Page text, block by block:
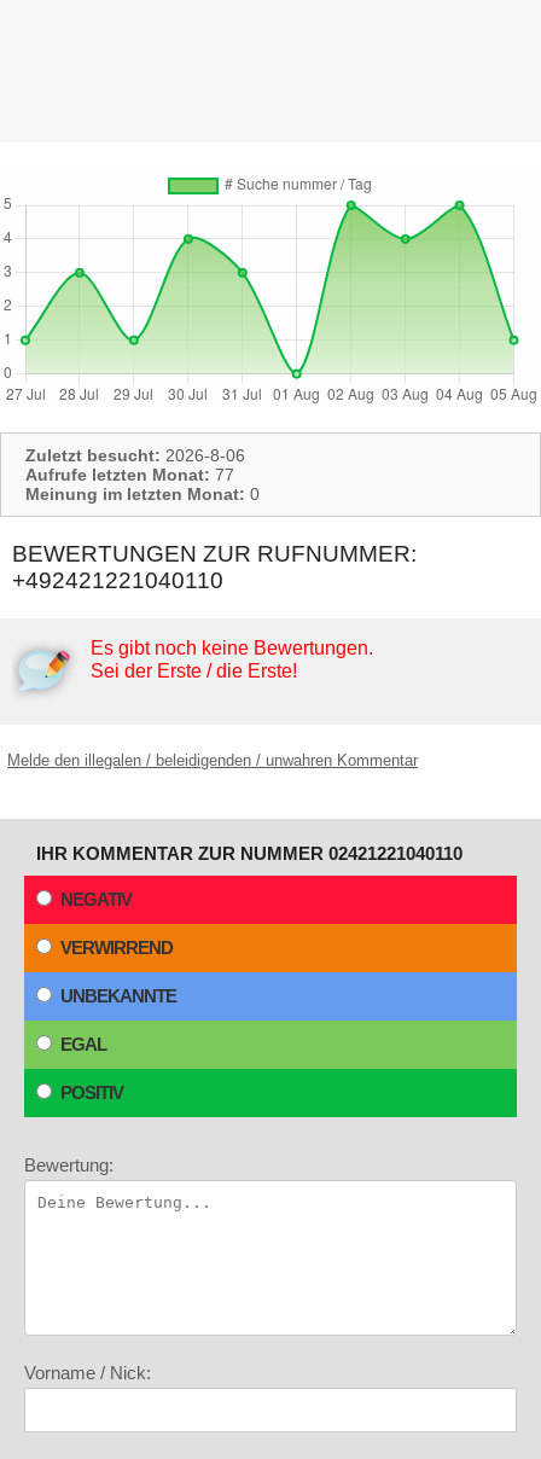
Zuletzt besucht: 2026-8-06
Aufrufe letzten Monat: 77
Meinung im letzten Monat: 0
BEWERTUNGEN ZUR RUFNUMMER:
+492421221040110
Es gibt noch keine Bewertungen.
Sei der Erste / die Erste!
Melde den illegalen / beleidigenden / unwahren Kommentar
IHR KOMMENTAR ZUR NUMMER 02421221040110
NEGATIV
VERWIRREND
UNBEKANNTE
EGAL
POSITIV
Bewertung:
Vorname / Nick: